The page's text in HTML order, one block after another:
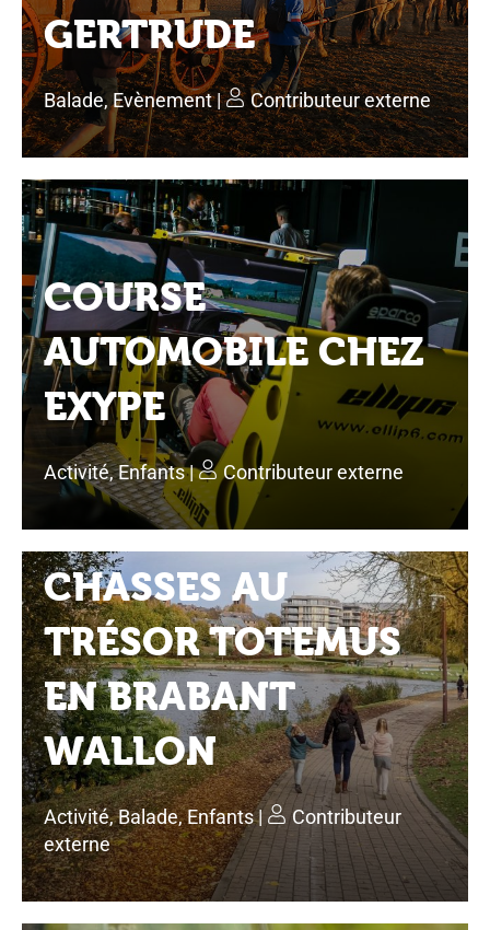
GERTRUDE
Balade,Evènement| Contributeur externe
COURSE
AUTOMOBILE CHEZ
EXYPE
Activité,Enfants| Contributeur externe
CHASSES AU
TRÉSOR TOTEMUS
EN BRABANT
WALLON
Activité,Balade,Enfants|
Contributeur
externe